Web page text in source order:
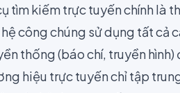
tìm kiếm trực tuyến chính là
công chúng sử dụng tất cả
thống (báo chí, truyền hình)
hiệu trực tuyến chỉ tập